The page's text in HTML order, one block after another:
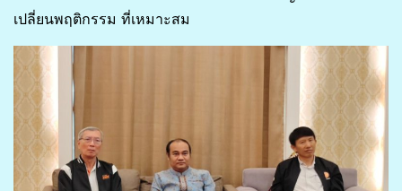
เปลี่ยนพฤติกรรม ที่เหมาะสม